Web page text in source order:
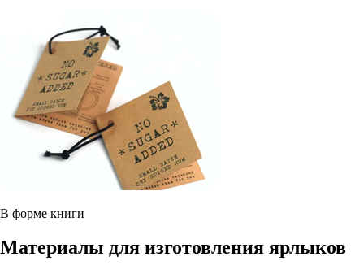
В форме книги
Материалы для изготовления ярлыков